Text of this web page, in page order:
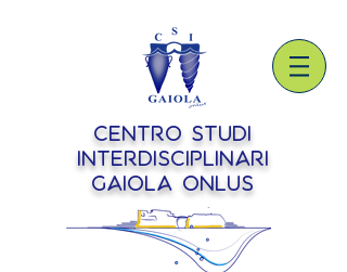
Centro Studi
Interdisciplinari
Gaiola onlus